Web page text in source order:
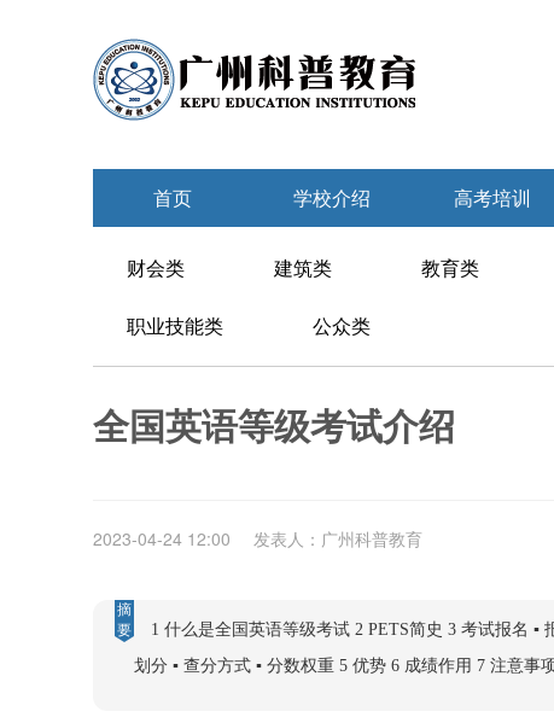
首页 学校介绍 高考培训
财会类 建筑类 教育类
职业技能类 公众类
全国英语等级考试介绍
2023-04-24 12:00 发表人：广州科普教育
摘
要
1 什么是全国英语等级考试 2 PETS简史 3 考试报名 ▪
划分 ▪ 查分方式 ▪ 分数权重 5 优势 6 成绩作用 7 注意事